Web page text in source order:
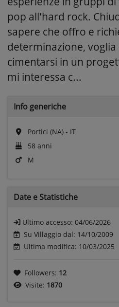
pop all'hard rock.
sapere che offro e
determinazione,
cimentarsi in un
mi interessa c...
Info generiche
Portici (NA) - IT
58 anni
M
Date e Statistiche
Ultimo accesso: 04/06/2026
Su Villaggio dal: 14/10/2009
Ultima modifica: 10/03/2025
Followers: 12
Visite: 1870